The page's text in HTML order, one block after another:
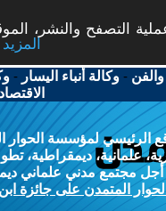
التصفح والنشر،
More info - المزيد
والفن -وكالة أنباء اليسار -
الاقتصاد
الرئيسي لمؤسسة الحوار
علمانية، ديمقراطية،
مجتمع مدني علماني
المتمدن على جائزة